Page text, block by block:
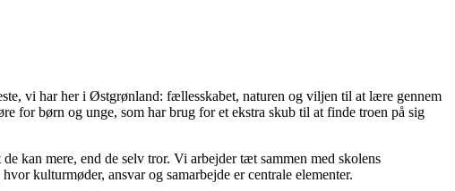
vi har her i Østgrønland: fællesskabet, naturen og viljen til at lære gennem
for børn og unge, som har brug for et ekstra skub til at finde troen på sig
kan mere, end de selv tror. Vi arbejder tæt sammen med skolens
kulturmøder, ansvar og samarbejde er centrale elementer.